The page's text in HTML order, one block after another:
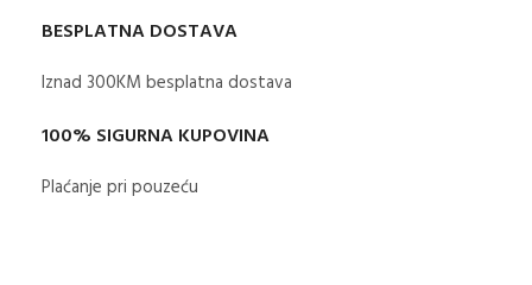
BESPLATNA DOSTAVA
Iznad 300KM besplatna dostava​
100% SIGURNA KUPOVINA
Plaćanje pri pouzeću